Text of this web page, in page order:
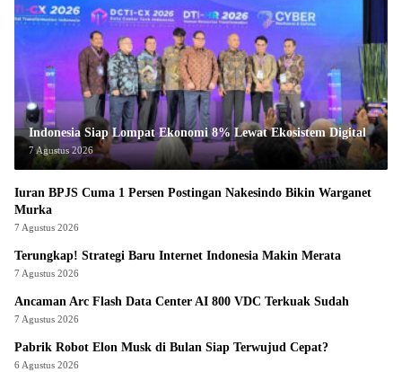
Indonesia Siap Lompat Ekonomi 8% Lewat Ekosistem Digital
7 Agustus 2026
Iuran BPJS Cuma 1 Persen Postingan Nakesindo Bikin Warganet
Murka
7 Agustus 2026
Terungkap! Strategi Baru Internet Indonesia Makin Merata
7 Agustus 2026
Ancaman Arc Flash Data Center AI 800 VDC Terkuak Sudah
7 Agustus 2026
Pabrik Robot Elon Musk di Bulan Siap Terwujud Cepat?
6 Agustus 2026